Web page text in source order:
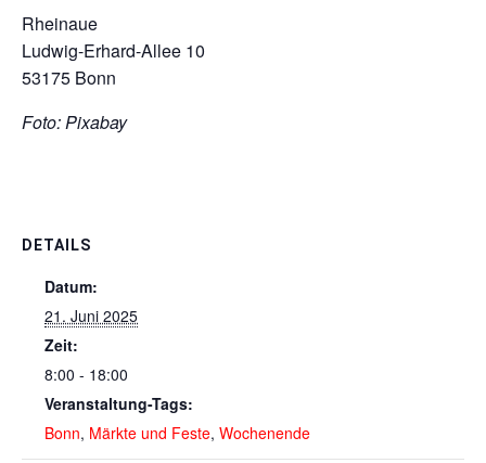
Rheinaue
Ludwig-Erhard-Allee 10
53175 Bonn
Foto: Pixabay
DETAILS
Datum:
21. Juni 2025
Zeit:
8:00 - 18:00
Veranstaltung-Tags:
Bonn, Märkte und Feste, Wochenende